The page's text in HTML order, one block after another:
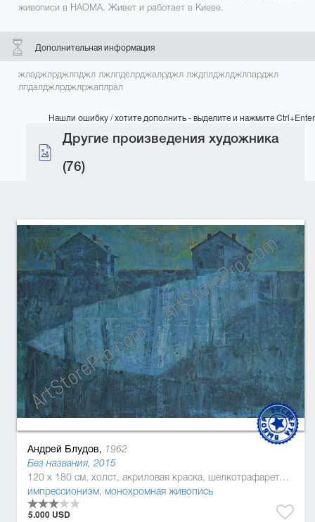
живописи в НАОМА. Живет и работает в Киеве.
Дополнительная информация
жладжлрджлпджл лжлпдєлрджалрджл лждплджлджлпарджл
лпдалджлрджлржаплрал
Нашли ошибку / хотите дополнить - выделите и нажмите Ctrl+Enter
Другие произведения художника
(76)
Андрей Блудов, 1962
Без названия, 2015
120 x 180 см, холст, акриловая краска, шелкотрафаретная краска
импрессионизм, монохромная живопись
5.000 USD